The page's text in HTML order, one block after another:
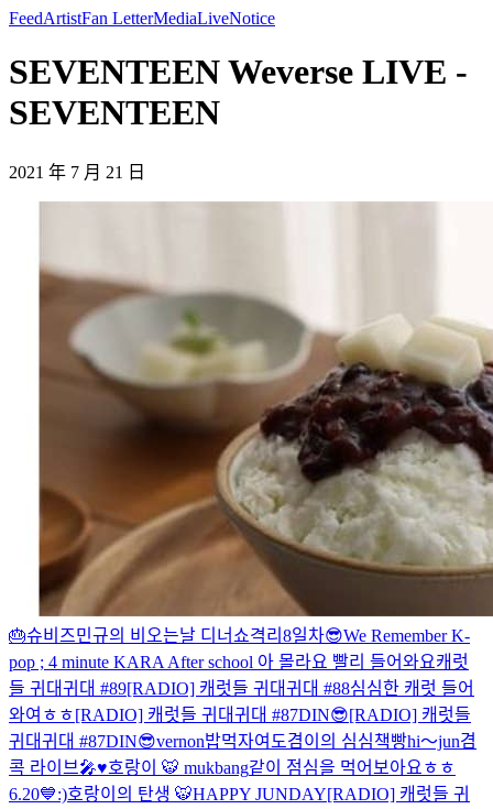
FeedArtistFan LetterMediaLiveNotice
SEVENTEEN Weverse LIVE -
SEVENTEEN
2021 年 7 月 21 日
🎂슈비즈민규의 비오는날 디너쇼격리8일차😎We Remember K-
pop ; 4 minute KARA After school 아 몰라요 빨리 들어와요캐럿
들 귀대귀대 #89[RADIO] 캐럿들 귀대귀대 #88심심한 캐럿 들어
와여ㅎㅎ[RADIO] 캐럿들 귀대귀대 #87DIN😎[RADIO] 캐럿들
귀대귀대 #87DIN😎vernon밥먹자여 도겸이의 심심책빵hi～jun겸
콕 라이브🎤♥️호랑이 🐯 mukbang같이 점심을 먹어보아요ㅎㅎ
6.20💙:)호랑이의 탄생 🐯HAPPY JUNDAY[RADIO] 캐럿들 귀